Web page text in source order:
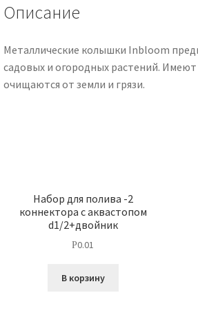
Описание
Металлические колышки Inbloom
садовых и огородных растений.
очищаются от земли и грязи.
Набор для полива -2
коннектора с аквастопом
d1/2+двойник
Р0.01
В корзину